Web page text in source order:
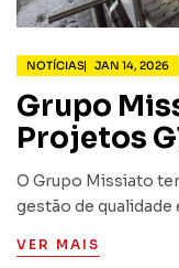
NOTÍCIAS JAN 14, 2026
Grupo
Projetos
Ecogestos
O Grupo Missiato
gestão de
gerenciamento do
VER MAIS